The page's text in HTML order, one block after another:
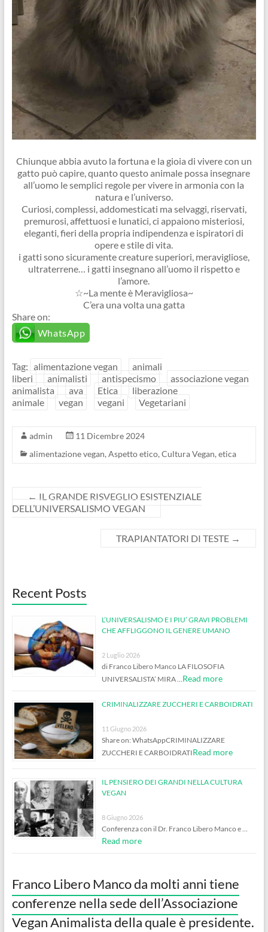
Chiunque abbia avuto la fortuna e la gioia di vivere con un
gatto può capire, quanto questo animale possa insegnare
all’uomo le semplici regole per vivere in armonia con la
natura e l’universo.
Curiosi, complessi, addomesticati ma selvaggi, riservati,
premurosi, affettuosi e lunatici, ci appaiono misteriosi,
eleganti, fieri della propria indipendenza e ispiratori di
opere e stile di vita.
i gatti sono sicuramente creature superiori, meravigliose,
ultraterrene… i gatti insegnano all’uomo il rispetto e
l’amore.
☆~La mente è Meravigliosa~
C’era una volta una gatta
Share on:
WhatsApp
Tag: alimentazione vegan
animali
liberi
animalisti antispecismo
associazione vegan
animalista
ava Etica
liberazione
animale
vegan vegani Vegetariani
admin
11 Dicembre 2024
alimentazione vegan, Aspetto etico, Cultura Vegan, etica
← IL GRANDE RISVEGLIO ESISTENZIALE
DELL’UNIVERSALISMO VEGAN
TRAPIANTATORI DI TESTE →
Recent Posts
L’UNIVERSALISMO E I PIU’ GRAVI PROBLEMI
CHE AFFLIGGONO IL GENERE UMANO
2 Luglio 2026
di Franco Libero Manco LA FILOSOFIA
UNIVERSALISTA’ MIRA … Read more
CRIMINALIZZARE ZUCCHERI E CARBOIDRATI
11 Giugno 2026
Share on: WhatsAppCRIMINALIZZARE
ZUCCHERI E CARBOIDRATIRead more
IL PENSIERO DEI GRANDI NELLA CULTURA
VEGAN
8 Giugno 2026
Conferenza con il Dr. Franco Libero Manco e …
Read more
Franco Libero Manco da molti anni tiene
conferenze nella sede dell’Associazione
Vegan Animalista della quale è presidente.